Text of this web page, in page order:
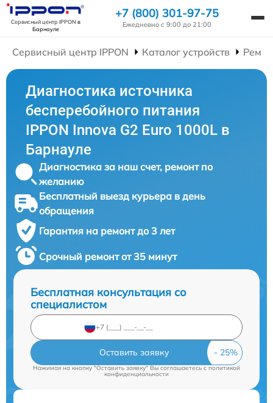
Сервисный центр IPPON в
Барнауле
+7 (800) 301-97-75
Ежедневно с 9:00 до 21:00
Сервисный центр IPPON Каталог устройств
Диагностика источника
бесперебойного питания
IPPON Innova G2 Euro 1000L в
Барнауле
Диагностика за наш счет, ремонт по
желанию
Бесплатный выезд курьера в день
обращения
Гарантия на ремонт до 3 лет
Срочный ремонт от 35 минут
Бесплатная консультация со
специалистом
Оставить заявку
Нажимая на кнопку "Оставить заявку" Вы соглашаетесь cполитикой
конфиденциальности